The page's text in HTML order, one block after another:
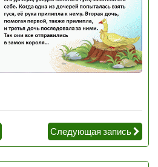
Следующая запись